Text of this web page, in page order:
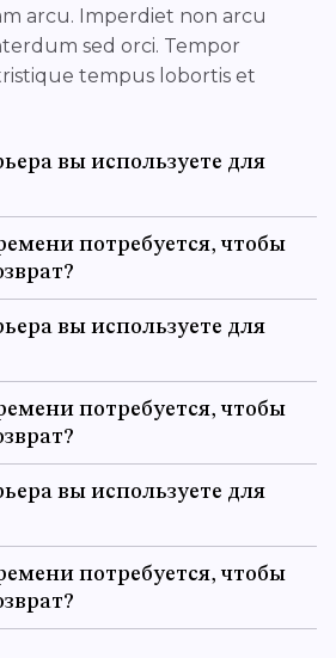
arcu. Imperdiet non arcu
sed orci. Tempor
tempus lobortis et
вы используете для
потребуется, чтобы
вы используете для
потребуется, чтобы
вы используете для
потребуется, чтобы